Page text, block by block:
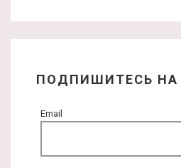
ПОДПИШИТЕСЬ НА
Email